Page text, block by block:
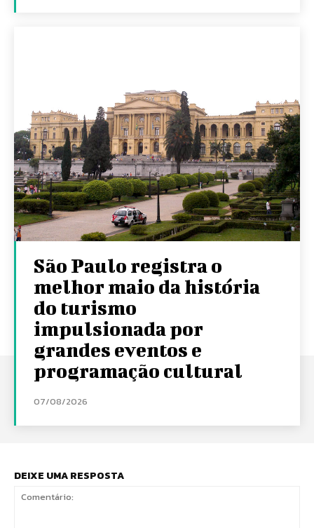
São Paulo registra o
melhor maio da história
do turismo
impulsionada por
grandes eventos e
programação cultural
07/08/2026
DEIXE UMA RESPOSTA